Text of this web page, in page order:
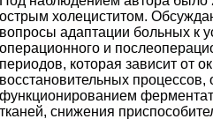
острым холециститом.
вопросы адаптации больных к
операционного и
периодов, которая зависит от
восстановительных
функционированием
тканей, снижения